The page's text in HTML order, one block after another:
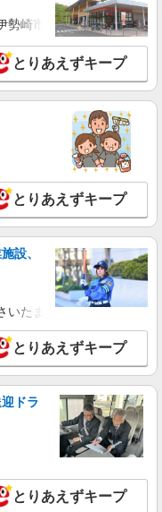
円 ◆前払い・日払い・週払いOK
詳細を見る
ケア事業部/熊本オフィ
（規定あり） ※給与
【最寄駅】熊本電気鉄道
イカー・バイク通勤も
詳細を見る
必見！未経験でも日収1
＜日払い有/週払い有/交
詳細を見る
勢崎市・太田市・館林市
とりあえずキープ
とりあえずキープ
設、
いたま市岩槻区・久喜市・
とりあえずキープ
ドラ
とりあえずキープ